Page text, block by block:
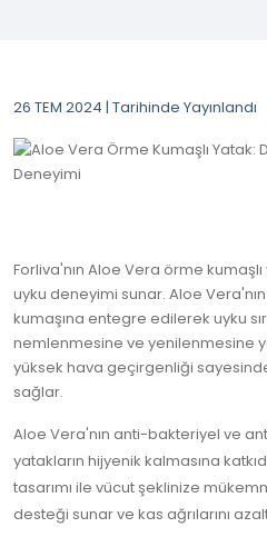
26 TEM 2024 | Tarihinde Yayınlandı
Forliva'nın Aloe Vera örme
uyku deneyimi sunar. Aloe
kumaşına entegre edilerek uyku
nemlenmesine ve yenilenmesine
yüksek hava geçirgenliği
sağlar.
Aloe Vera'nın anti-bakteriyel ve
yatakların hijyenik kalmasına
tasarımı ile vücut şeklinize
desteği sunar ve kas ağrılarını